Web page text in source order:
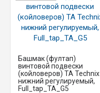
Башмак (фултап)
винтовой подвески
(койловеров) TA Technix
нижний регулируемый,
Full_tap_TA_G5